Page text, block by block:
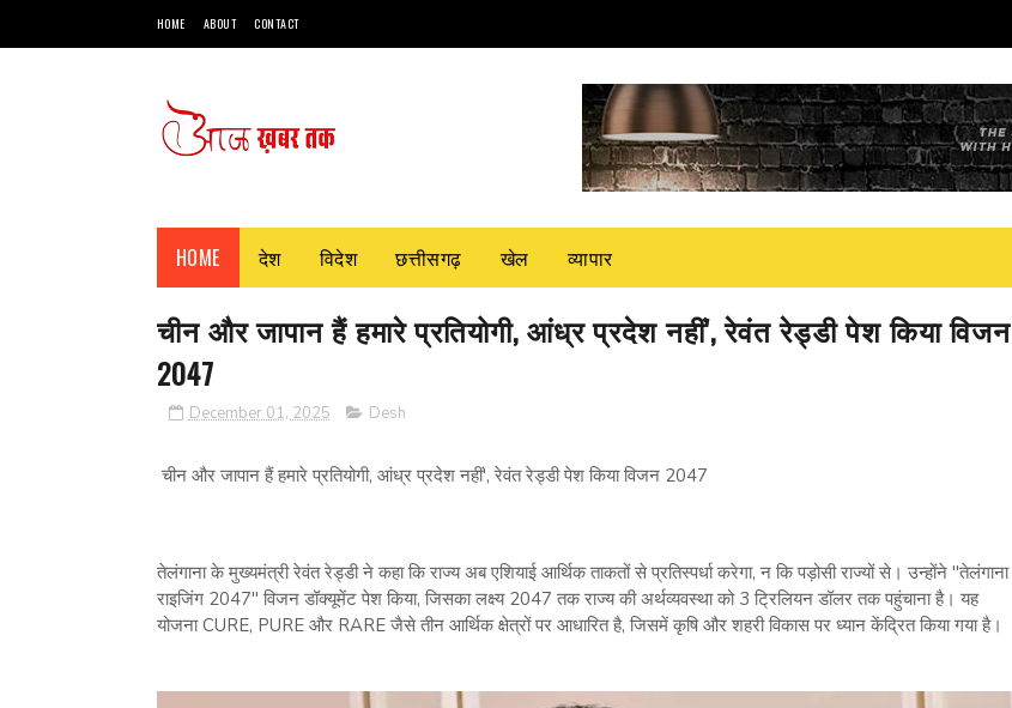
HOME ABOUT CONTACT
HOME देश विदेश छत्तीसगढ़ खेल व्यापार
चीन और जापान हैं हमारे प्रतियोगी, आंध्र प्रदेश नहीं', रेवंत रेड्डी पेश किया विजन
2047
December 01, 2025 Desh
चीन और जापान हैं हमारे प्रतियोगी, आंध्र प्रदेश नहीं', रेवंत रेड्डी पेश किया विजन 2047
तेलंगाना के मुख्यमंत्री रेवंत रेड्डी ने कहा कि राज्य अब एशियाई आर्थिक ताकतों से प्रतिस्पर्धा करेगा, न कि पड़ोसी राज्यों से। उन्होंने "तेलंगाना
राइजिंग 2047" विजन डॉक्यूमेंट पेश किया, जिसका लक्ष्य 2047 तक राज्य की अर्थव्यवस्था को 3 ट्रिलियन डॉलर तक पहुंचाना है। यह
योजना CURE, PURE और RARE जैसे तीन आर्थिक क्षेत्रों पर आधारित है, जिसमें कृषि और शहरी विकास पर ध्यान केंद्रित किया गया है।